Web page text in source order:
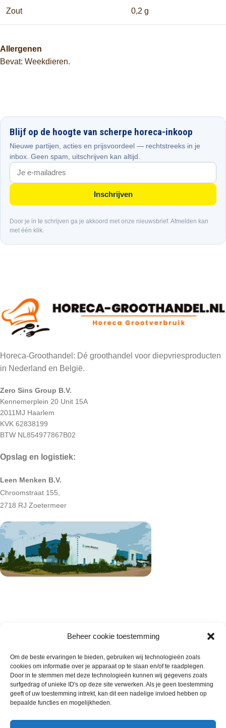
Beheer cookie toestemming
Om de beste ervaringen te bieden, gebruiken wij technologieën zoals
cookies om informatie over je apparaat op te slaan en/of te raadplegen.
Door in te stemmen met deze technologieën kunnen wij gegevens zoals
surfgedrag of unieke ID's op deze site verwerken. Als je geen toestemming
geeft of uw toestemming intrekt, kan dit een nadelige invloed hebben op
bepaalde functies en mogelijkheden.
Zout 0,2 g
Allergenen
Bevat: Weekdieren.
Blijf op de hoogte van scherpe horeca-inkoop
Nieuwe partijen, acties en prijsvoordeel — rechtstreeks in je
inbox. Geen spam, uitschrijven kan altijd.
Inschrijven
Door je in te schrijven ga je akkoord met onze nieuwsbrief. Afmelden kan
met één klik.
Horeca-Groothandel: Dé groothandel voor diepvriesproducten
in Nederland en België.
Zero Sins Group B.V.
Kennemerplein 20 Unit 15A
2011MJ Haarlem
KVK 62838199
BTW NL854977867B02
Opslag en logistiek:
Leen Menken B.V.
Chroomstraat 155,
2718 RJ Zoetermeer
Wie zijn wij
Contact met onze inkoop
Klantenservice
Annuleer & Retourbeleid